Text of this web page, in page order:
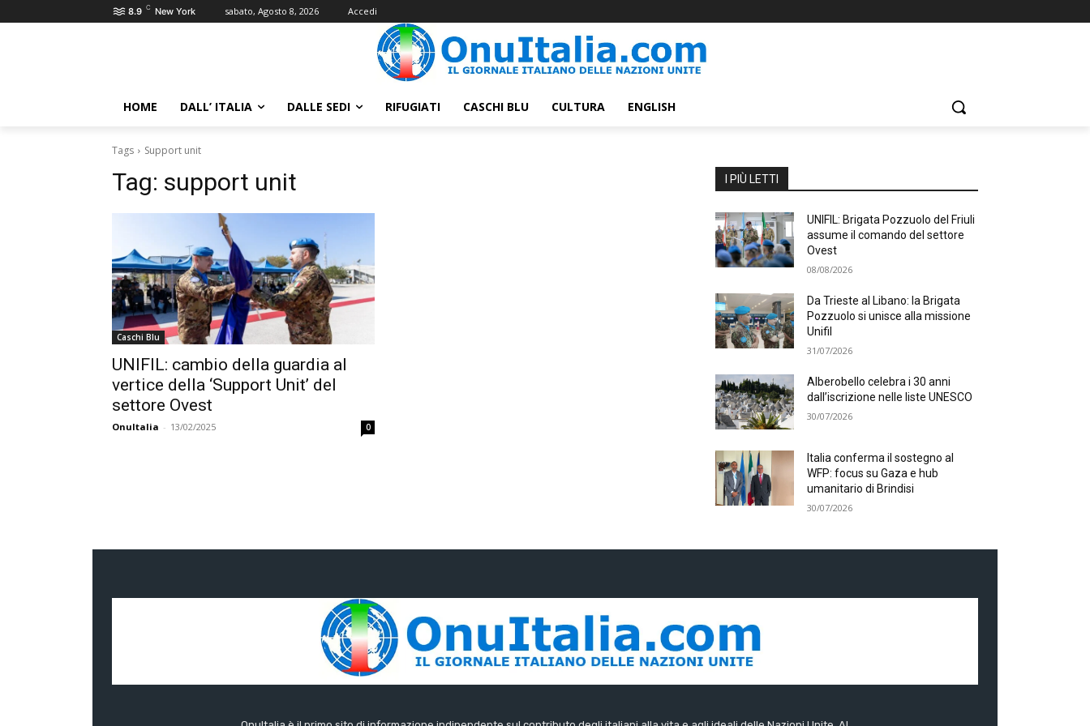
8.9 C New York sabato, Agosto 8, 2026 Accedi
HOME DALL’ ITALIA DALLE SEDI RIFUGIATI CASCHI BLU CULTURA ENGLISH
Tags Support unit
Tag: support unit
Caschi Blu
UNIFIL: cambio della guardia al
vertice della ‘Support Unit’ del
settore Ovest
OnuItalia - 13/02/2025 0
I PIÙ LETTI
UNIFIL: Brigata Pozzuolo del Friuli
assume il comando del settore
Ovest
08/08/2026
Da Trieste al Libano: la Brigata
Pozzuolo si unisce alla missione
Unifil
31/07/2026
Alberobello celebra i 30 anni
dall’iscrizione nelle liste UNESCO
30/07/2026
Italia conferma il sostegno al
WFP: focus su Gaza e hub
umanitario di Brindisi
30/07/2026